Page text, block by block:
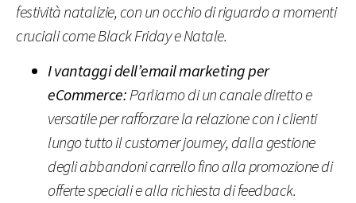
festività natalizie, con un occhio di riguardo a momenti
cruciali come Black Friday e Natale.
I vantaggi dell’email marketing per
eCommerce:Parliamo di un canale diretto e
versatile per rafforzare la relazione con i clienti
lungo tutto il customer journey, dalla gestione
degli abbandoni carrello fino alla promozione di
offerte speciali e alla richiesta di feedback.